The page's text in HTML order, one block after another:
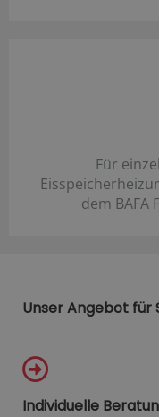
Für
dem
Unser Angebot für
Individuelle